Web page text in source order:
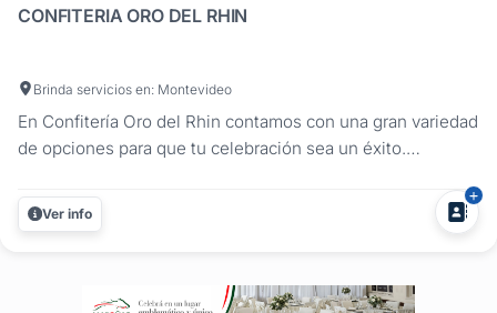
CONFITERIA ORO DEL RHIN
Brinda servicios en: Montevideo
En Confitería Oro del Rhin contamos con una gran variedad
de opciones para que tu celebración sea un éxito.
más. Hacé tu pedido con anticipación. ...
Ver info